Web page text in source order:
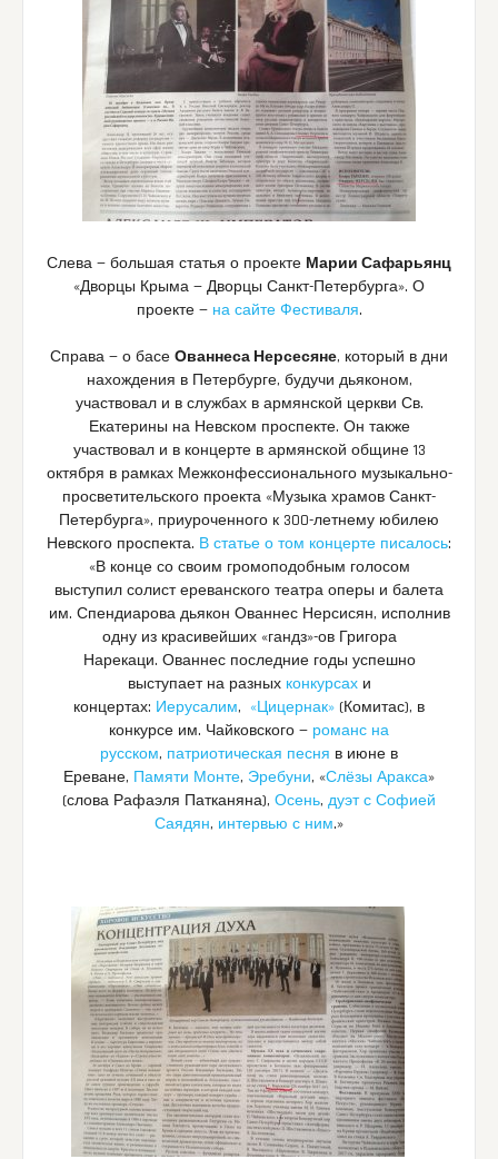
Слева — большая статья о проекте Марии Сафарьянц
«Дворцы Крыма — Дворцы Санкт-Петербурга». О
проекте — на сайте Фестиваля.
Справа — о басе Ованнеса Нерсесяне, который в дни
нахождения в Петербурге, будучи дьяконом,
участвовал и в службах в армянской церкви Св.
Екатерины на Невском проспекте. Он также
участвовал и в концерте в армянской общине 13
октября в рамках Межконфессионального музыкально-
просветительского проекта «Музыка храмов Санкт-
Петербурга», приуроченного к 300-летнему юбилею
Невского проспекта. В статье о том концерте писалось:
«В конце со своим громоподобным голосом
выступил солист ереванского театра оперы и балета
им. Спендиарова дьякон Ованнес Нерсисян, исполнив
одну из красивейших «гандз»-ов Григора
Нарекаци. Ованнес последние годы успешно
выступает на разных конкурсахи
концертах: Иерусалим, «Цицернак» (Комитас), в
конкурсе им. Чайковского — романс на
русском, патриотическая песня в июне в
Ереване, Памяти Монте, Эребуни, «Слёзы Аракса»
(слова Рафаэля Патканяна), Осень, дуэт с Софией
Саядян, интервью с ним.»